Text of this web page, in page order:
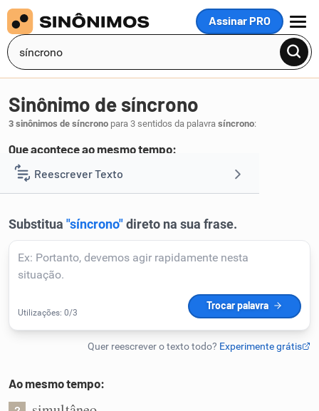
Assinar PRO
MENU
Reescrever Texto
Corrigir Texto
Humanizador de IA
Sinônimo de síncrono
3 sinônimos de síncrono para 3 sentidos da palavra síncrono:
Que acontece ao mesmo tempo:
1 conjunto.
Ao mesmo tempo: